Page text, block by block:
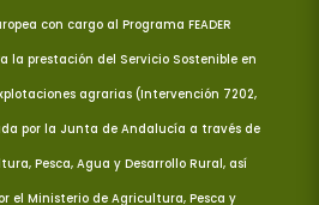
con cargo al Programa FEADER
la prestación del Servicio Sostenible en
agrarias (Intervención 7202,
por la Junta de Andalucía a través de
Pesca, Agua y Desarrollo Rural, así
el Ministerio de Agricultura, Pesca y